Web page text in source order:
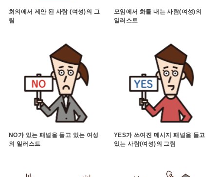
회의에서 제안 된 사람 (여성)의 그
림
모임에서 화를 내는 사람(여성)의
일러스트
NO가 있는 패널을 들고 있는 여성
의 일러스트
YES가 쓰여진 메시지 패널을 들고
있는 사람(여성)의 그림